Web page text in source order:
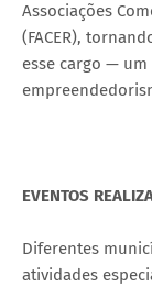
Associações
(FACER),
esse cargo —
EVENTOS
Diferentes
atividades